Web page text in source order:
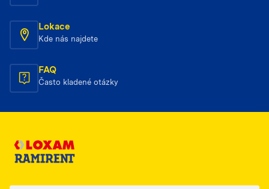
Lokace
Kde nás najdete
FAQ
Často kladené otázky